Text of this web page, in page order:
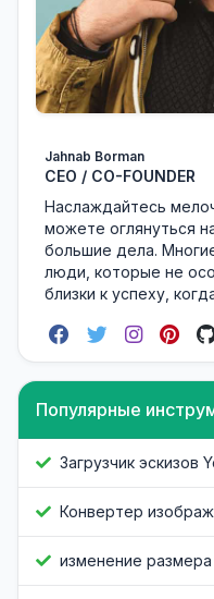
Jahnab Borman
CEO / CO-FOUNDER
Наслаждайтесь
можете оглянуться
большие дела.
люди, которые не
близки к успеху,
Популярные
Загрузчик эскизов
Конвертер
изменение